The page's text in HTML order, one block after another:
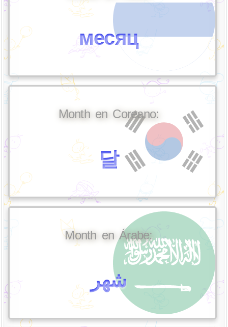
месяц
Month en Coreano:
달
Month en Árabe:
شهر